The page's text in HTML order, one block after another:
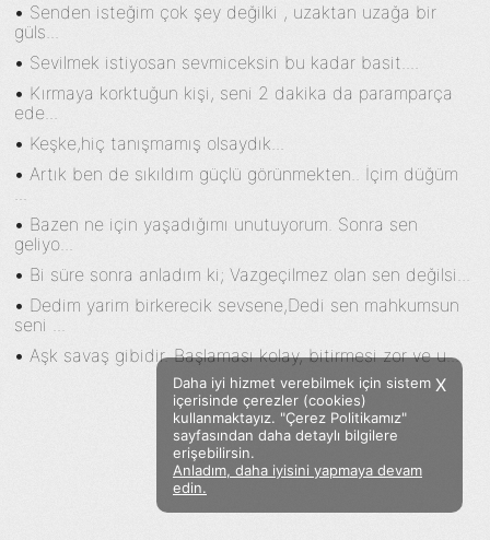
Facebook Twitter Instagram
Sözümoki © 2020 - V.8
• Senden isteğim çok şey değilki , uzaktan uzağa bir
güls...
• Sevilmek istiyosan sevmiceksin bu kadar basit....
• Kırmaya korktuğun kişi, seni 2 dakika da paramparça
ede...
• Keşke,hiç tanışmamış olsaydık...
•Artık ben de sıkıldım güçlü görünmekten.. İçim düğüm
...
• Bazen ne için yaşadığımı unutuyorum. Sonra sen
geliyo...
• Bi süre sonra anladım ki; Vazgeçilmez olan sen değilsi...
• Dedim yarim birkerecik sevsene,Dedi sen mahkumsun
seni ...
•Aşk savaş gibidir. Başlaması kolay, bitirmesi zor ve u...
X
Daha iyi hizmet verebilmek için sistem
içerisinde çerezler (cookies)
kullanmaktayız. "Çerez Politikamız"
sayfasından daha detaylı bilgilere
erişebilirsin.
Anladım, daha iyisini yapmaya devam
edin.